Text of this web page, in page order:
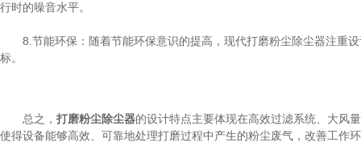
行时的噪音水平。
8.节能环保：随着节能环保意识的提高，现代打磨粉尘除尘器注重设
标。
总之， 打磨粉尘除尘器的设计特点主要体现在高效过滤系统、大风
使得设备能够高效、可靠地处理打磨过程中产生的粉尘废气，改善工作